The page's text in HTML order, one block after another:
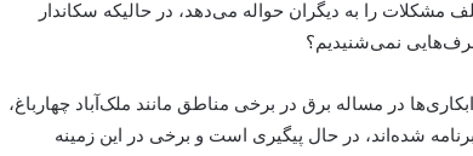
را به دیگران حواله می‌دهد، در حالیکه سکاندار
نمی‌شنیدیم؟
در مساله برق در برخی مناطق مانند ملک‌آباد چهارباغ،
شده‌اند، در حال پیگیری است و برخی در این زمینه